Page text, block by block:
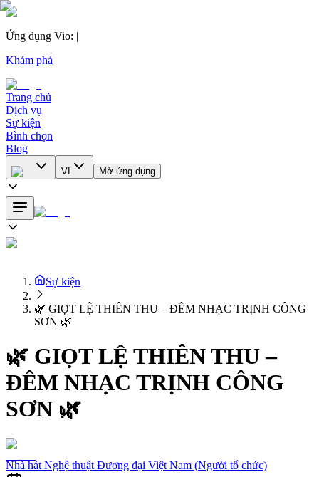
Ứng dụng Vio: |
Khám phá
Trang chủ
Dịch vụ
Sự kiện
Bình chọn
Blog
VI Mở ứng dụng
Sự kiện
🌿 GIỌT LỆ THIÊN THU – ĐÊM NHẠC TRỊNH CÔNG
SƠN 🌿
🌿 GIỌT LỆ THIÊN THU –
ĐÊM NHẠC TRỊNH CÔNG
SƠN 🌿
Nhà hát Nghệ thuật Đương đại Việt Nam (Người tổ chức)